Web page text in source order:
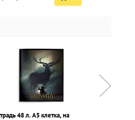
наконечник
48 л. А5 клетка, на